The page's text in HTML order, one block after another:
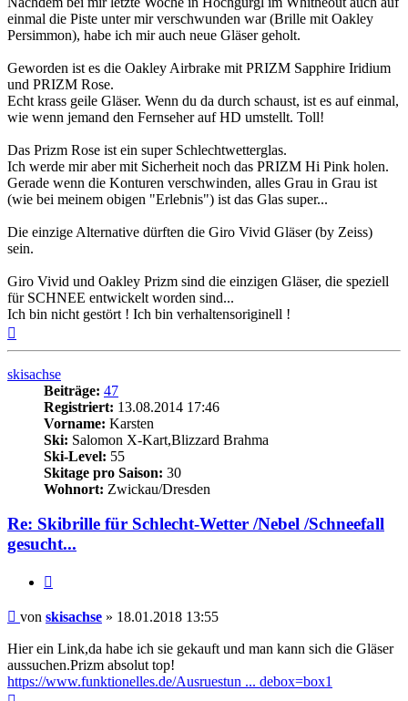
einmal die Piste unter mir verschwunden war (Brille mit Oakley
Persimmon), habe ich mir auch neue Gläser geholt.
Geworden ist es die Oakley Airbrake mit PRIZM Sapphire Iridium
und PRIZM Rose.
Echt krass geile Gläser. Wenn du da durch schaust, ist es auf einmal,
wie wenn jemand den Fernseher auf HD umstellt. Toll!
Das Prizm Rose ist ein super Schlechtwetterglas.
Ich werde mir aber mit Sicherheit noch das PRIZM Hi Pink holen.
Gerade wenn die Konturen verschwinden, alles Grau in Grau ist
(wie bei meinem obigen "Erlebnis") ist das Glas super...
Die einzige Alternative dürften die Giro Vivid Gläser (by Zeiss)
sein.
Giro Vivid und Oakley Prizm sind die einzigen Gläser, die speziell
für SCHNEE entwickelt worden sind...
Ich bin nicht gestört ! Ich bin verhaltensoriginell !
skisachse
Beiträge: 47
Registriert: 13.08.2014 17:46
Vorname: Karsten
Ski: Salomon X-Kart,Blizzard Brahma
Ski-Level: 55
Skitage pro Saison: 30
Wohnort: Zwickau/Dresden
Re: Skibrille für Schlecht-Wetter /Nebel /Schneefall
gesucht...
Beitrag
von skisachse » 18.01.2018 13:55
Hier ein Link,da habe ich sie gekauft und man kann sich die Gläser
aussuchen.Prizm absolut top!
https://www.funktionelles.de/Ausruestun ... debox=box1